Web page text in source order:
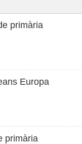
primària
Europa
primària